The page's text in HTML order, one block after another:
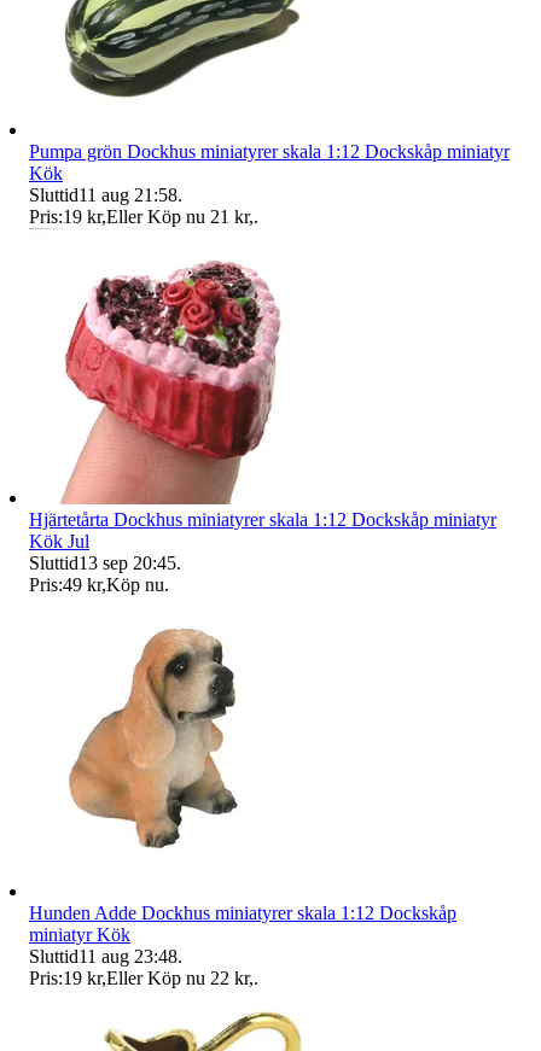
Pumpa grön Dockhus miniatyrer skala 1:12 Dockskåp miniatyr
Kök
Sluttid11 aug 21:58.
Pris:19 kr,Eller Köp nu 21 kr,.
Hjärtetårta Dockhus miniatyrer skala 1:12 Dockskåp miniatyr
Kök Jul
Sluttid13 sep 20:45.
Pris:49 kr,Köp nu.
Hunden Adde Dockhus miniatyrer skala 1:12 Dockskåp
miniatyr Kök
Sluttid11 aug 23:48.
Pris:19 kr,Eller Köp nu 22 kr,.